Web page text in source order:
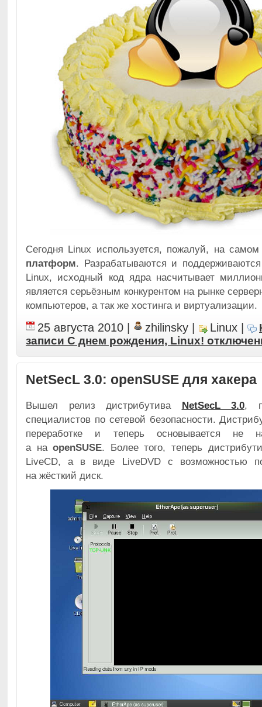
Сегодня Linux используется, пожалуй, на
платформ. Разрабатываются и
Linux, исходный код ядра насчитывает
является серьёзным конкурентом на рынке
компьютеров, а так же хостинга и виртуализации.
25 августа 2010 zhilinsky Linux
записи C днем рождения, Linux!
NetSecL 3.0: openSUSE для хакера
Вышел релиз дистрибутива NetSecL 3.0,
специалистов по сетевой безопасности.
переработке и теперь основывается
а наopenSUSE. Более того, теперь
LiveCD, а в виде LiveDVD с возможностью
на жёсткий диск.